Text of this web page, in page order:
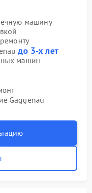
машину
до 3-х лет
машин
Gaggenau